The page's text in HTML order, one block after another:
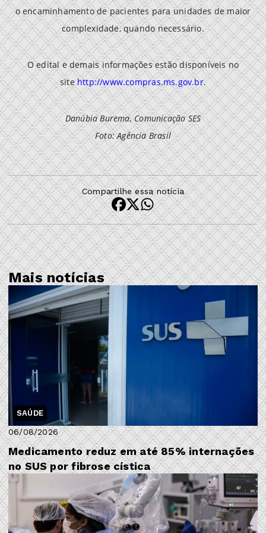
o encaminhamento de pacientes para unidades de maior
complexidade, quando necessário.
O edital e demais informações estão disponíveis no
sitehttp://www.compras.ms.gov.br.
Danúbia Burema, Comunicação SES
Foto: Agência Brasil
Compartilhe essa notícia
Mais notícias
SAÚDE
06/08/2026
Medicamento reduz em até 85% internações
no SUS por fibrose cística